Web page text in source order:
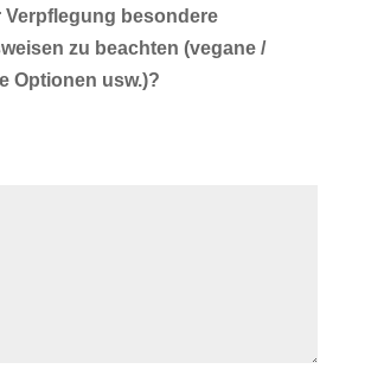
Verpflegung besondere
zu beachten (vegane /
Optionen usw.)?